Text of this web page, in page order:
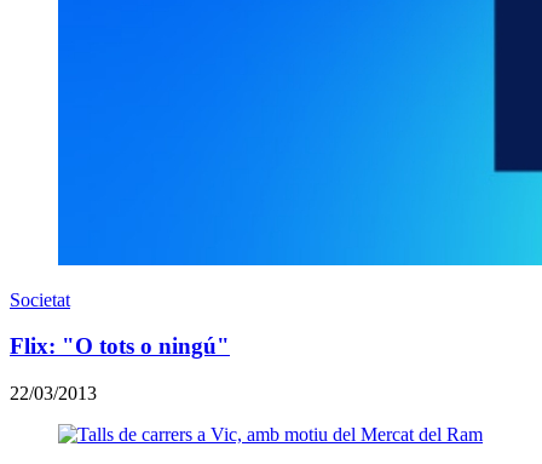
Societat
Flix: "O tots o ningú"
22/03/2013